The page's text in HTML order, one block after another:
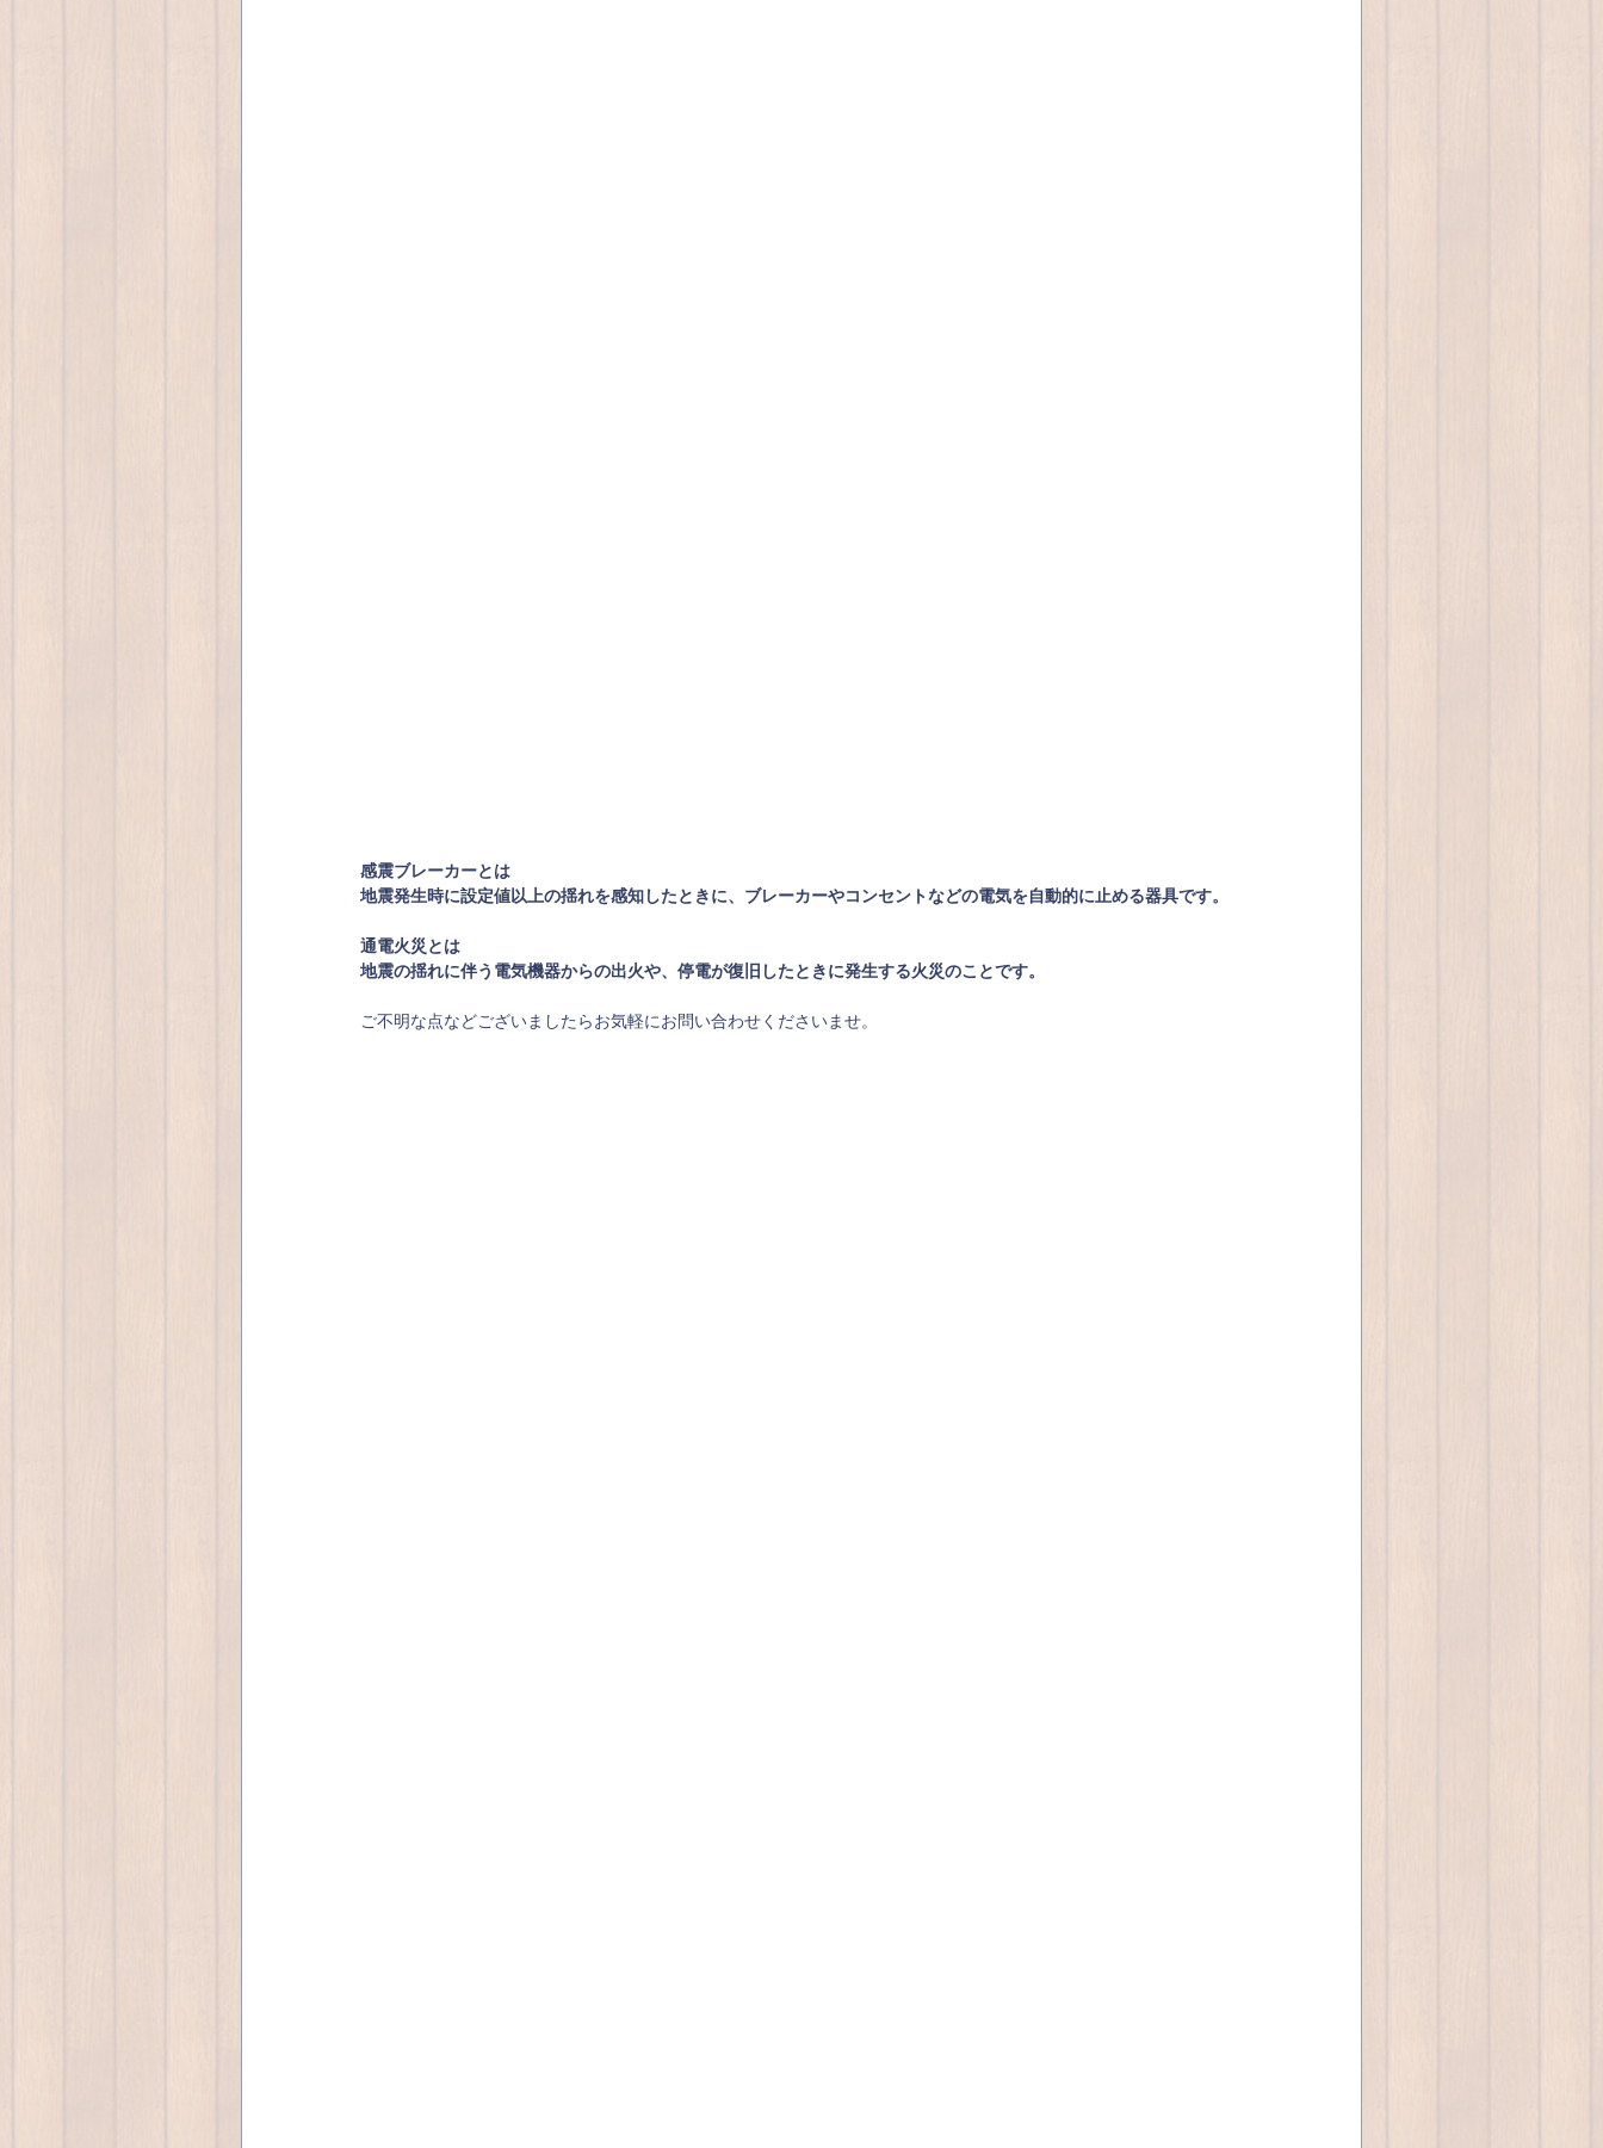
感震ブレーカーとは
地震発生時に設定値以上の揺れを感知したときに、ブレーカーやコンセントなどの電気を自動的に止める器具です。
通電火災とは
地震の揺れに伴う電気機器からの出火や、停電が復旧したときに発生する火災のことです。
ご不明な点などございましたらお気軽にお問い合わせくださいませ。